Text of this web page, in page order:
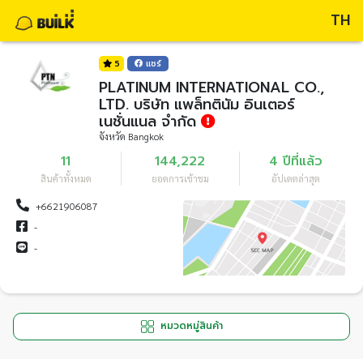
TH
5 แชร์
PLATINUM INTERNATIONAL CO.,
LTD. บริษัท แพล็ทตินัม อินเตอร์
เนชั่นแนล จำกัด
จังหวัด Bangkok
11
สินค้าทั้งหมด
144,222
ยอดการเข้าชม
4 ปีที่แล้ว
อัปเดตล่าสุด
+6621906087
-
-
หมวดหมู่สินค้า